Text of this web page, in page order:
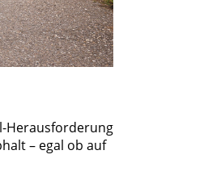
Herausforderung
– egal ob auf